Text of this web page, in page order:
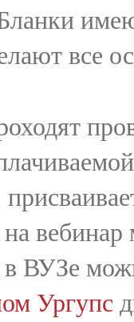
все
ВУЗе
Ургупс